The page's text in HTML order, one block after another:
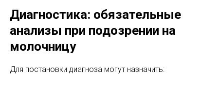
Диагностика: обязательные
анализы при подозрении на
молочницу
Для постановки диагноза могут назначить: